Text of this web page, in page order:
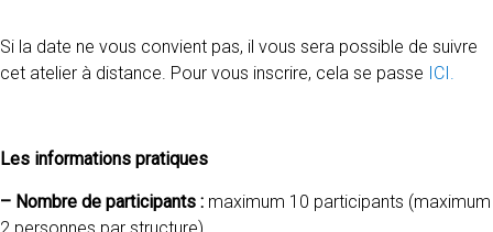
Si la date ne vous convient pas, il vous sera possible de suivre
cet atelier à distance. Pour vous inscrire, cela se passe ICI.
Les informations pratiques
– Nombre de participants : maximum 10 participants (maximum